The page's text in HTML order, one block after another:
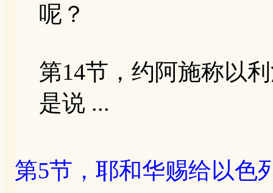
呢？
第14节，约阿施称以
是说 ...
第5节，耶和华赐给以色